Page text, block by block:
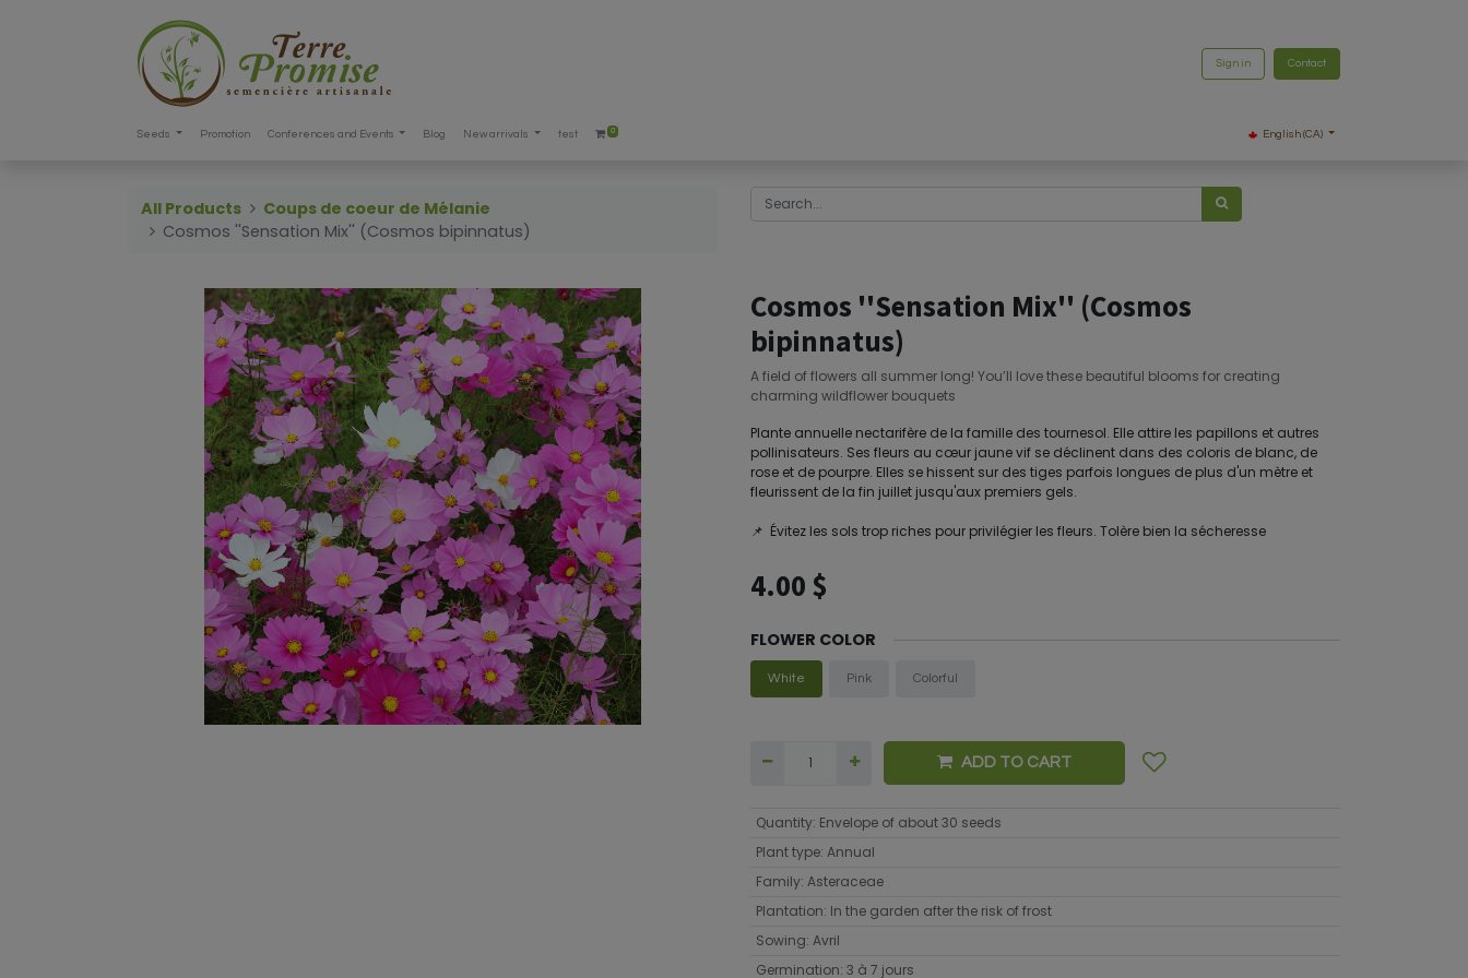
Sign in Contact
Seeds Promotion Conferences and Events Blog New arrivals test 0 English (CA)
All Products
Coups de coeur de Mélanie
Cosmos ''Sensation Mix'' (Cosmos bipinnatus)
Cosmos ''Sensation Mix'' (Cosmos
bipinnatus)
A field of flowers all summer long! You’ll love these beautiful blooms for creating
charming wildflower bouquets
Plante annuelle nectarifère de la famille des tournesol. Elle attire les papillons et autres
pollinisateurs. Ses fleurs au cœur jaune vif se déclinent dans des coloris de blanc, de
rose et de pourpre. Elles se hissent sur des tiges parfois longues de plus d'un mètre et
fleurissent de la fin juillet jusqu'aux premiers gels.
📌 Évitez les sols trop riches pour privilégier les fleurs. Tolère bien la sécheresse
4.00 $
FLOWER COLOR
White Pink Colorful
ADD TO CART
Quantity: Envelope of about 30 seeds
Plant type: Annual
Family: Asteraceae
Plantation: In the garden after the risk of frost
Sowing: Avril
Germination: 3 à 7 jours